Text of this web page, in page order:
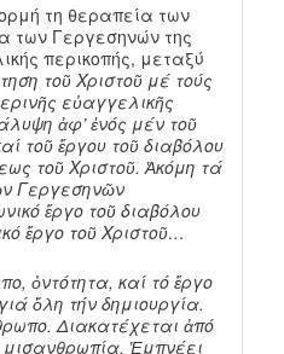
τη θεραπεία των
των Γεργεσηνών της
περικοπής, μεταξύ
τοῦ Χριστοῦ μέ τούς
εὐαγγελικῆς
ἀφ’ ἐνός μέν τοῦ
τοῦ ἔργου τοῦ διαβόλου
τοῦ Χριστοῦ. Ἀκόμη τά
Γεργεσηνῶν
ἔργο τοῦ διαβόλου
ἔργο τοῦ Χριστοῦ…
ὀντότητα, καί τό ἔργο
ὅλη τήν δημιουργία.
Διακατέχεται ἀπό
Ἐμπνέει